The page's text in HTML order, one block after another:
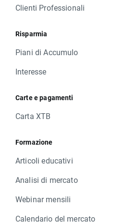
Clienti Professionali
Risparmia
Piani di Accumulo
Interesse
Carte e pagamenti
Carta XTB
Formazione
Articoli educativi
Analisi di mercato
Webinar mensili
Calendario del mercato